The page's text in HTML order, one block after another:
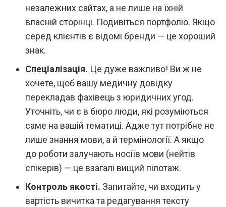
незалежних сайтах, а не лише на їхній
власній сторінці. Подивіться портфоліо. Якщо
серед клієнтів є відомі бренди — це хороший
знак.
Спеціалізація. Це дуже важливо! Ви ж не
хочете, щоб вашу медичну довідку
перекладав фахівець з юридичних угод.
Уточніть, чи є в бюро люди, які розуміються
саме на вашій тематиці. Адже тут потрібне не
лише знання мови, а й термінології. А якщо
до роботи залучають носіїв мови (нейтів
спікерів) — це взагалі вищий пілотаж.
Контроль якості. Запитайте, чи входить у
вартість вичитка та редагування тексту